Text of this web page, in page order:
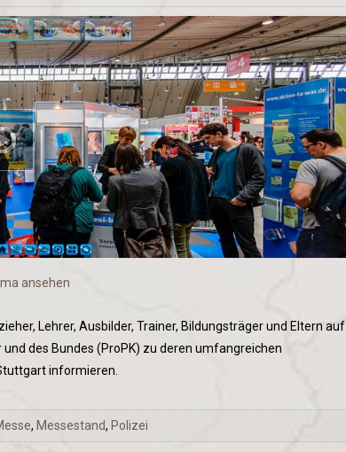
ansehen
Lehrer, Ausbilder, Trainer, Bildungsträger und Eltern auf
des Bundes (ProPK) zu deren umfangreichen
informieren.
, Messestand, Polizei